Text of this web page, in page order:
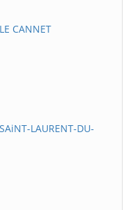
CANNET
LAURENT-DU-